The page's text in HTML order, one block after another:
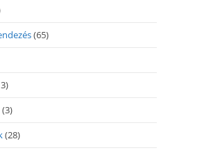
(65)
(3)
(28)